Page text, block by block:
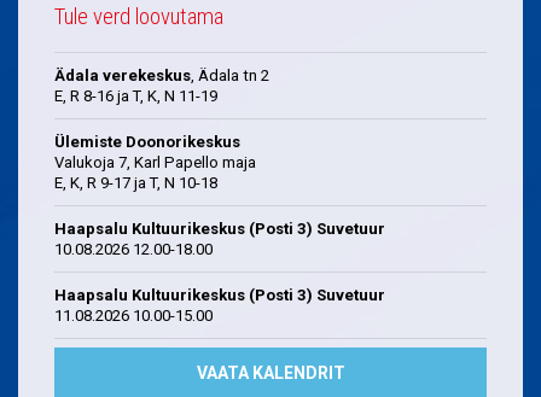
Tule verd loovutama
Ädala verekeskus, Ädala tn 2
E, R 8-16 ja T, K, N 11-19
Ülemiste Doonorikeskus
Valukoja 7, Karl Papello maja
E, K, R 9-17 ja T, N 10-18
Haapsalu Kultuurikeskus (Posti 3) Suvetuur
10.08.2026 12.00-18.00
Haapsalu Kultuurikeskus (Posti 3) Suvetuur
11.08.2026 10.00-15.00
VAATA KALENDRIT